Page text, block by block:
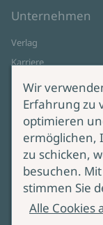
Unternehmen
Verlag
Karriere
Kontakt
Impressum
Datenschutz
Cookie-Einstellungen
AGB Online Shop
Service
Wir
Erfahrung zu
optimieren
ermöglichen,
zu schicken,
besuchen.
stimmen Sie
Alle Cookies